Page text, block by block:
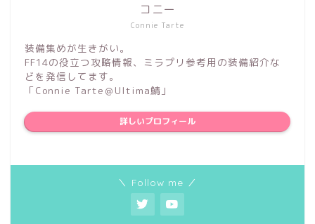
Connie Tarte
コニー
装備集めが生きがい。
FF14の役立つ攻略情報、ミラプリ参考用の装備紹介な
どを発信してます。
「Connie Tarte＠Ultima鯖」
詳しいプロフィール
＼ Follow me ／